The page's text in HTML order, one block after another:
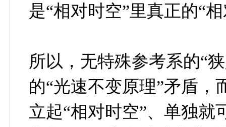
是“相对时空”里真正的“
所以，无特殊参考系的“
的“光速不变原理”矛盾，
立起“相对时空”、单独就